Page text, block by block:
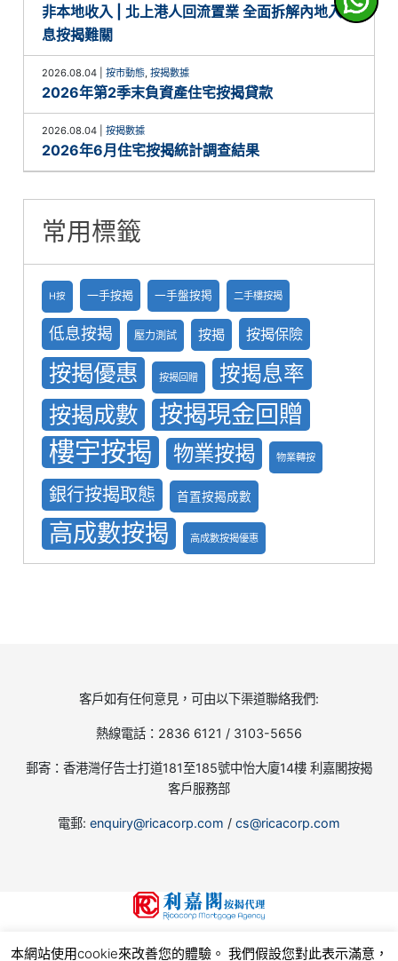
非本地收入 | 北上港人回流置業 全面拆解內地入
息按揭難關
2026.08.04 |按市動態,按揭數據
2026年第2季末負資產住宅按揭貸款
2026.08.04 |按揭數據
2026年6月住宅按揭統計調查結果
常用標籤
H按 一手按揭 一手盤按掲 二手樓按揭
低息按揭 壓力測試 按揭 按揭保險
按揭優惠 按揭回贈 按揭息率
按揭成數 按揭現金回贈
樓宇按揭 物業按揭 物業轉按
銀行按揭取態 首置按揭成數
高成數按揭 高成數按揭優惠
客戶如有任何意見，可由以下渠道聯絡我們:
熱線電話：2836 6121 / 3103-5656
郵寄：香港灣仔告士打道181至185號中怡大廈14樓 利嘉閣按揭
客戶服務部
電郵: enquiry@ricacorp.com / cs@ricacorp.com
地產代理(公司)牌照號碼:C-002504
本網站使用cookie來改善您的體驗。 我們假設您對此表示滿意，